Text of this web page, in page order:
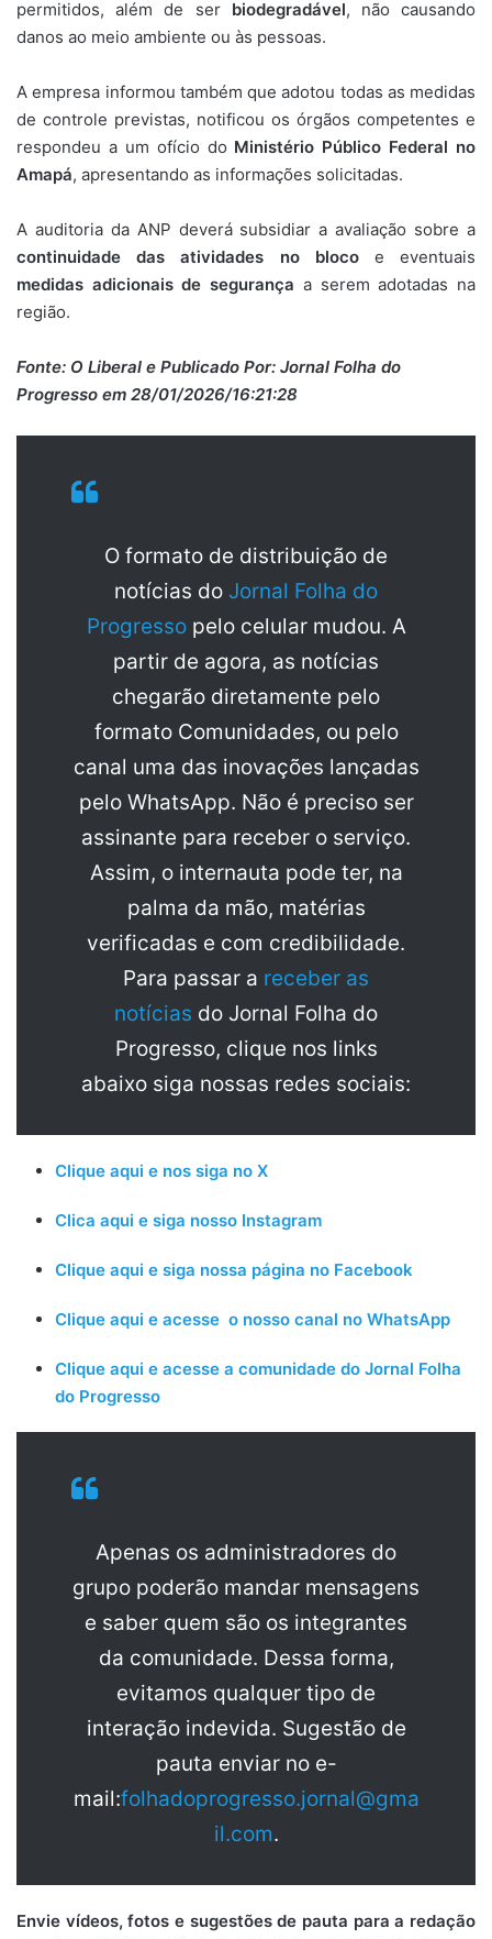
permitidos, além de ser biodegradável, não causando
danos ao meio ambiente ou às pessoas.
A empresa informou também que adotou todas as medidas
de controle previstas, notificou os órgãos competentes e
respondeu a um ofício do Ministério Público Federal no
Amapá, apresentando as informações solicitadas.
A auditoria da ANP deverá subsidiar a avaliação sobre a
continuidade das atividades no blocoe eventuais
medidas adicionais de segurança a serem adotadas na
região.
Fonte: O Liberal e Publicado Por: Jornal Folha do
Progresso em 28/01/2026/16:21:28
O formato de distribuição de
notícias do Jornal Folha do
Progresso pelo celular mudou. A
partir de agora, as notícias
chegarão diretamente pelo
formato Comunidades, ou pelo
canal uma das inovações lançadas
pelo WhatsApp. Não é preciso ser
assinante para receber o serviço.
Assim, o internauta pode ter, na
palma da mão, matérias
verificadas e com credibilidade.
Para passar a receber as
notícias do Jornal Folha do
Progresso, clique nos links
abaixo siga nossas redes sociais:
Clique aqui e nos siga no X
Clica aqui e siga nosso Instagram
Clique aqui e siga nossa página no Facebook
Clique aqui e acesse o nosso canal no WhatsApp
Clique aqui e acesse a comunidade do Jornal Folha
do Progresso
Apenas os administradores do
grupo poderão mandar mensagens
e saber quem são os integrantes
da comunidade. Dessa forma,
evitamos qualquer tipo de
interação indevida. Sugestão de
pauta enviar no e-
mail:folhadoprogresso.jornal@gma
il.com.
Envie vídeos, fotos e sugestões de pauta para a redação